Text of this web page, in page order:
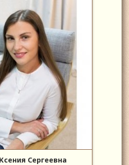
Сергеевна